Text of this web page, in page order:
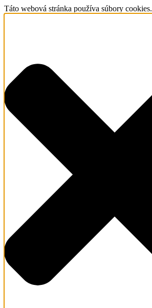
Táto webová stránka používa súbory cookies.